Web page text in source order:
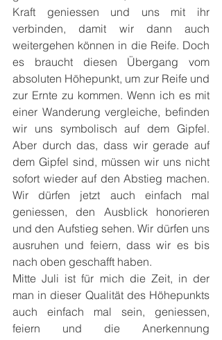
Kraft geniessen und uns mit ihr
verbinden, damit wir dann auch
weitergehen können in die Reife. Doch
es braucht diesen Übergang vom
absoluten Höhepunkt, um zur Reife und
zur Ernte zu kommen. Wenn ich es mit
einer Wanderung vergleiche, befinden
wir uns symbolisch auf dem Gipfel.
Aber durch das, dass wir gerade auf
dem Gipfel sind, müssen wir uns nicht
sofort wieder auf den Abstieg machen.
Wir dürfen jetzt auch einfach mal
geniessen, den Ausblick honorieren
und den Aufstieg sehen. Wir dürfen uns
ausruhen und feiern, dass wir es bis
nach oben geschafft haben.
Mitte Juli ist für mich die Zeit, in der
man in dieser Qualität des Höhepunkts
auch einfach mal sein, geniessen,
feiern und die Anerkennung